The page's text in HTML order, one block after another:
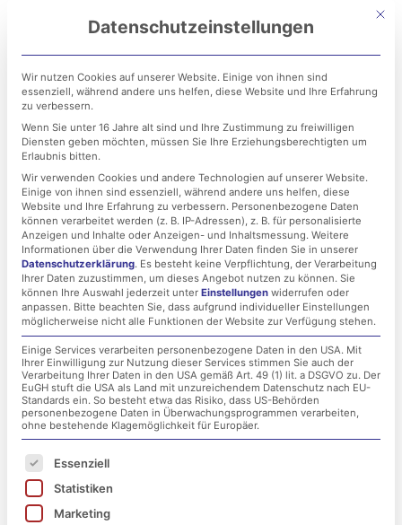
springen
Cyberangriff auf Swiss
Post Cargo Deutschland:
Eine Warnung an die
gesamte Logistikbranche
1. Mai 2025
Mit
Datenschutzeinstellungen
Wir nutzen Cookies auf unserer Website. Einige von ihnen sind
essenziell, während andere uns helfen, diese Website und Ihre Erfahrung
zu verbessern.
Wenn Sie unter 16 Jahre alt sind und Ihre Zustimmung zu freiwilligen
Diensten geben möchten, müssen Sie Ihre Erziehungsberechtigten um
Erlaubnis bitten.
Wir verwenden Cookies und andere Technologien auf unserer Website.
Einige von ihnen sind essenziell, während andere uns helfen, diese
Website und Ihre Erfahrung zu verbessern. Personenbezogene Daten
können verarbeitet werden (z. B. IP-Adressen), z. B. für personalisierte
Anzeigen und Inhalte oder Anzeigen- und Inhaltsmessung. Weitere
Informationen über die Verwendung Ihrer Daten finden Sie in unserer
Datenschutzerklärung. Es besteht keine Verpflichtung, der Verarbeitung
Ihrer Daten zuzustimmen, um dieses Angebot nutzen zu können. Sie
können Ihre Auswahl jederzeit unter Einstellungen widerrufen oder
anpassen. Bitte beachten Sie, dass aufgrund individueller Einstellungen
möglicherweise nicht alle Funktionen der Website zur Verfügung stehen.
Einige Services verarbeiten personenbezogene Daten in den USA. Mit
Ihrer Einwilligung zur Nutzung dieser Services stimmen Sie auch der
Verarbeitung Ihrer Daten in den USA gemäß Art. 49 (1) lit. a DSGVO zu. Der
EuGH stuft die USA als Land mit unzureichendem Datenschutz nach EU-
Standards ein. So besteht etwa das Risiko, dass US-Behörden
personenbezogene Daten in Überwachungsprogrammen verarbeiten,
ohne bestehende Klagemöglichkeit für Europäer.
Es folgt eine Liste der Service-Gruppen, für die
Essenziell
Statistiken
Marketing